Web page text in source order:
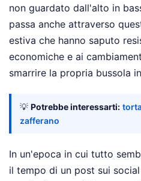
non guardato dall'alto in
passa anche attraverso
estiva che hanno saputo
economiche e ai
smarrire la propria bussola
💡 Potrebbe interessarti:
zafferano
In un'epoca in cui tutto
il tempo di un post sui